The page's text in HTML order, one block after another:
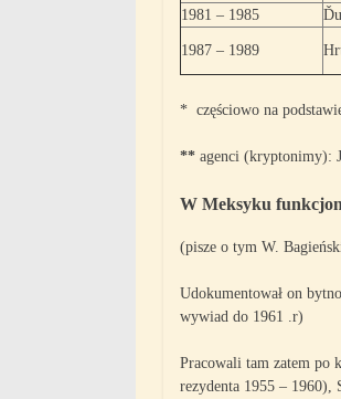
1981 – 1985
1987 – 1989
* częściowo na
**agenci (kryptonimy):
W Meksyku
(pisze o tym W.
Udokumentował on
wywiad do 1961 .r)
Pracowali tam zatem po
rezydenta 1955 – 1960),